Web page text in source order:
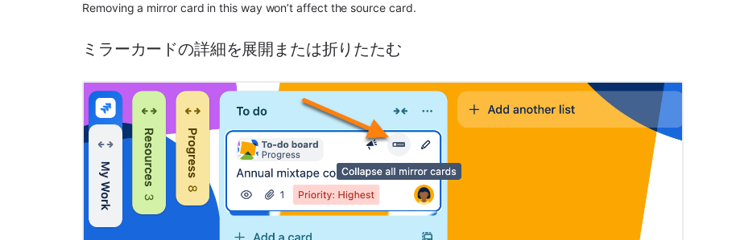
Removing a mirror card in this way won’t affect the source card.
ミラーカードの詳細を展開または折りたたむ